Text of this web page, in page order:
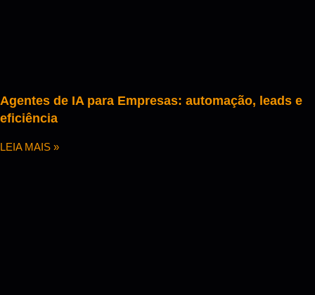
Agentes de IA para Empresas: automação, leads e
eficiência
LEIA MAIS »